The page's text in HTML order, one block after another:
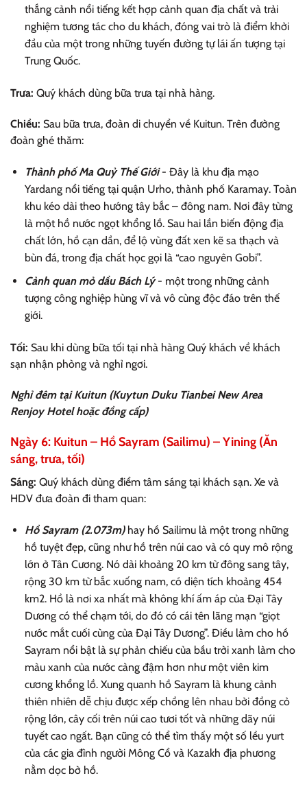
thắng cảnh nổi tiếng kết hợp cảnh quan địa chất và trải
nghiệm tương tác cho du khách, đóng vai trò là điểm khởi
đầu của một trong những tuyến đường tự lái ấn tượng tại
Trung Quốc.
Trưa: Quý khách dùng bữa trưa tại nhà hàng.
Chiều: Sau bữa trưa, đoàn di chuyển về Kuitun. Trên đường
đoàn ghé thăm:
Thành phố Ma Quỷ Thế Giới- Đây là khu địa mạo
Yardang nổi tiếng tại quận Urho, thành phố Karamay. Toàn
khu kéo dài theo hướng tây bắc – đông nam. Nơi đây từng
là một hồ nước ngọt khổng lồ. Sau hai lần biến động địa
chất lớn, hồ cạn dần, để lộ vùng đất xen kẽ sa thạch và
bùn đá, trong địa chất học gọi là “cao nguyên Gobi”.
Cảnh quan mỏ dầu Bách Lý- một trong những cảnh
tượng công nghiệp hùng vĩ và vô cùng độc đáo trên thế
giới.
Tối: Sau khi dùng bữa tối tại nhà hàng Quý khách về khách
sạn nhận phòng và nghỉ ngơi.
Nghỉ đêm tại Kuitun (Kuytun Duku Tianbei New Area
Renjoy Hotel hoặc đồng cấp)
Ngày 6: Kuitun – Hồ Sayram (Sailimu) – Yining (Ăn
sáng, trưa, tối)
Sáng: Quý khách dùng điểm tâm sáng tại khách sạn. Xe và
HDV đưa đoàn đi tham quan:
Hồ Sayram (2.073m)hay hồ Sailimu là một trong những
hồ tuyệt đẹp, cũng như hồ trên núi cao và có quy mô rộng
lớn ở Tân Cương. Nó dài khoảng 20 km từ đông sang tây,
rộng 30 km từ bắc xuống nam, có diện tích khoảng 454
km2. Hồ là nơi xa nhất mà không khí ấm áp của Đại Tây
Dương có thể chạm tới, do đó có cái tên lãng mạn “giọt
nước mắt cuối cùng của Đại Tây Dương”. Điều làm cho hồ
Sayram nổi bật là sự phản chiếu của bầu trời xanh làm cho
màu xanh của nước càng đậm hơn như một viên kim
cương khổng lồ. Xung quanh hồ Sayram là khung cảnh
thiên nhiên dễ chịu được xếp chồng lên nhau bởi đồng cỏ
rộng lớn, cây cối trên núi cao tươi tốt và những dãy núi
tuyết cao ngất. Bạn cũng có thể tìm thấy một số lều yurt
của các gia đình người Mông Cổ và Kazakh địa phương
nằm dọc bờ hồ.